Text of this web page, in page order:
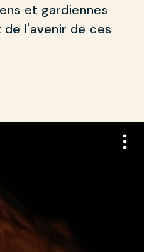
et gardiennes
l'avenir de ces